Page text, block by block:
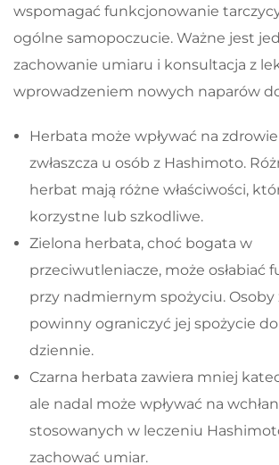
wspomagać funkcjonowanie
ogólne samopoczucie. Ważne jest
zachowanie umiaru i konsultacja z
wprowadzeniem nowych naparów
Herbata może wpływać na
zwłaszcza u osób z Hashimoto.
herbat mają różne właściwości,
korzystne lub szkodliwe.
Zielona herbata, choć bogata w
przeciwutleniacze, może osłabiać
przy nadmiernym spożyciu.
powinny ograniczyć jej spożycie do
dziennie.
Czarna herbata zawiera mniej
ale nadal może wpływać na
stosowanych w leczeniu
zachować umiar.